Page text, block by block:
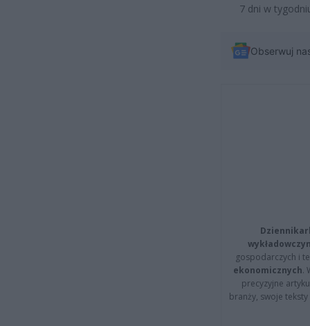
7 dni w
Obserwuj
gospodarczych i
ekonomicznych.
precyzyjne
branży, swoje